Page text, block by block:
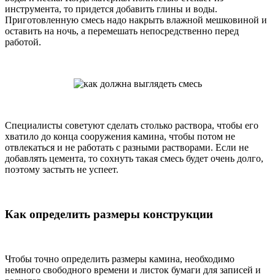
инструмента, то придется добавить глины и воды.
Приготовленную смесь надо накрыть влажной мешковиной и
оставить на ночь, а перемешать непосредственно перед
работой.
Специалисты советуют сделать столько раствора, чтобы его
хватило до конца сооружения камина, чтобы потом не
отвлекаться и не работать с разными растворами. Если не
добавлять цемента, то сохнуть такая смесь будет очень долго,
поэтому застыть не успеет.
Как определить размеры конструкции
Чтобы точно определить размеры камина, необходимо
немного свободного времени и листок бумаги для записей и